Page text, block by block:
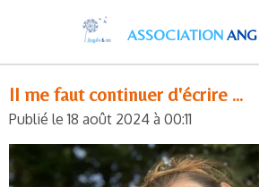
contenu
ASSOCIATION
Il me faut continuer d'écrire ...
Publié le 18 août 2024 à 00:11